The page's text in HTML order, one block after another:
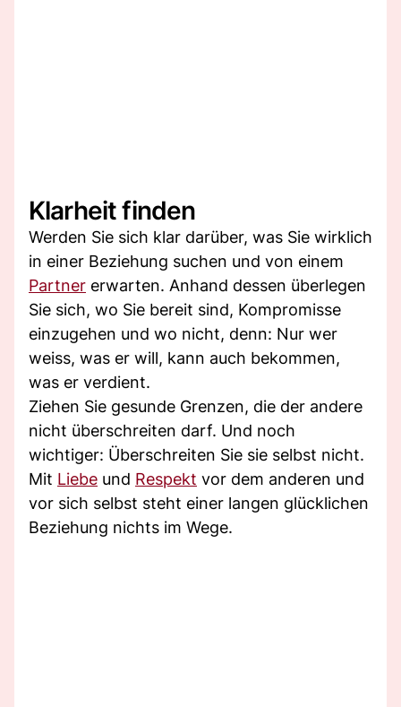
Klarheit finden
Werden Sie sich klar darüber, was Sie wirklich
in einer Beziehung suchen und von einem
Partner erwarten. Anhand dessen überlegen
Sie sich, wo Sie bereit sind, Kompromisse
einzugehen und wo nicht, denn: Nur wer
weiss, was er will, kann auch bekommen,
was er verdient.
Ziehen Sie gesunde Grenzen, die der andere
nicht überschreiten darf. Und noch
wichtiger: Überschreiten Sie sie selbst nicht.
Mit Liebe und Respekt vor dem anderen und
vor sich selbst steht einer langen glücklichen
Beziehung nichts im Wege.